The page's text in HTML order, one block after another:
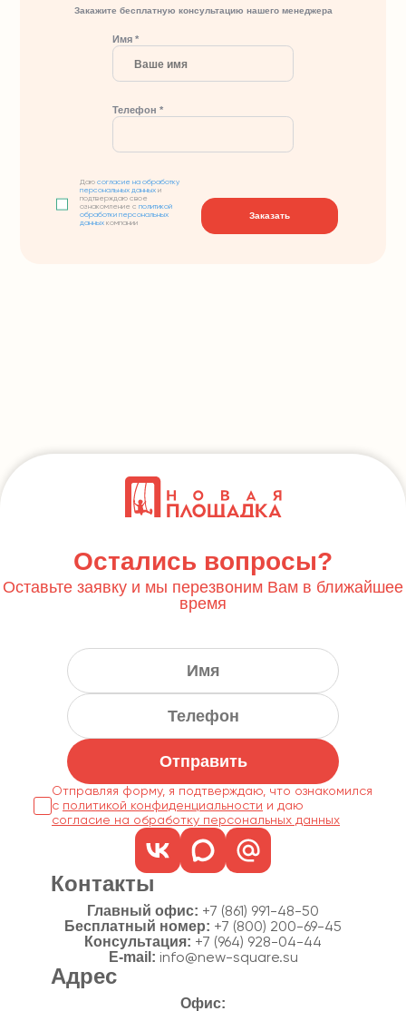
Закажите бесплатную консультацию нашего менеджера
Имя *
Телефон *
Даюсогласие на обработку
персональных данных и
подтверждаю свое
ознакомление сполитикой
обработки персональных
данных компании
Заказать
Остались вопросы?
Оставьте заявку и мы перезвоним Вам в ближайшее
время
Отправить
Отправляя форму, я подтверждаю, что ознакомился
с политикой конфиденциальности
согласие на обработку персональных данных
Контакты
Главный офис: +7 (861) 991-48-50
Бесплатный номер: +7 (800) 200-69-45
Консультация: +7 (964) 928-04-44
E-mail: info@new-square.su
Адрес